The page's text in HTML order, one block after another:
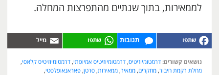
לממאירות, בתוך שנתיים מהתפרצות המחלה.
תגובות
נושאים קשורים: דרמטומיוזיטיס, דרמטומיוזיטיס אמיופתי, דרמטומיוזיטיס קלאסי,
מחלת רקמת חיבור, מחקרים, ממאיר, ממאירות, סרטן, פאראנאופלסטי,